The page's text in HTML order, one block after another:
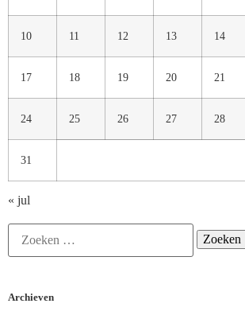
10 11 12 13 14
17 18 19 20 21
24 25 26 27 28
31
« jul
Archieven